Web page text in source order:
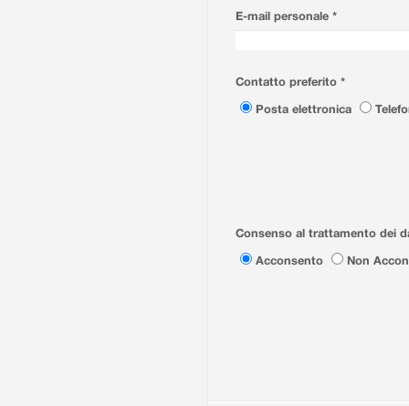
E-mail personale *
Contatto preferito *
Posta elettronica
Consenso al trattamento dei
Acconsento
Non